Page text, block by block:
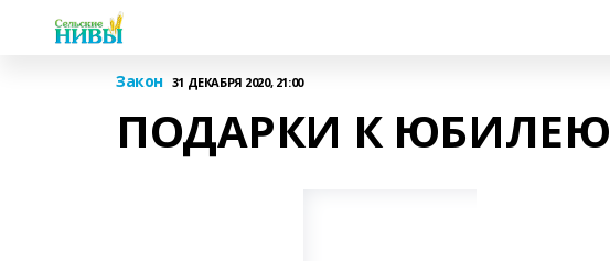
Закон 31 ДЕКАБРЯ 2020, 21:00
ПОДАРКИ К ЮБИЛЕЮ